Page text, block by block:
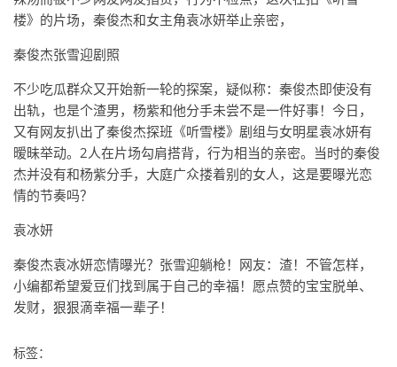
楼》的片场，秦俊杰和女主角袁冰妍举止亲密，
秦俊杰张雪迎剧照
不少吃瓜群众又开始新一轮的探案，疑似称：秦俊杰即使没有
出轨，也是个渣男，杨紫和他分手未尝不是一件好事！今日，
又有网友扒出了秦俊杰探班《听雪楼》剧组与女明星袁冰妍有
暧昧举动。2人在片场勾肩搭背，行为相当的亲密。当时的秦俊
杰并没有和杨紫分手，大庭广众搂着别的女人，这是要曝光恋
情的节奏吗？
袁冰妍
秦俊杰袁冰妍恋情曝光？张雪迎躺枪！网友：渣！不管怎样，
小编都希望爱豆们找到属于自己的幸福！愿点赞的宝宝脱单、
发财，狠狠滴幸福一辈子！
标签：